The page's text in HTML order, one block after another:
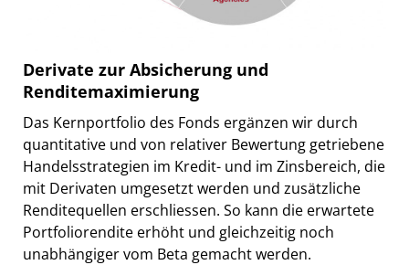
Derivate zur Absicherung und
Renditemaximierung
Das Kernportfolio des Fonds ergänzen wir durch
quantitative und von relativer Bewertung getriebene
Handelsstrategien im Kredit- und im Zinsbereich, die
mit Derivaten umgesetzt werden und zusätzliche
Renditequellen erschliessen. So kann die erwartete
Portfoliorendite erhöht und gleichzeitig noch
unabhängiger vom Beta gemacht werden.